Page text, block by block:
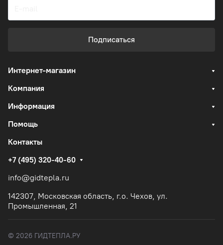
Подписаться
Интернет-магазин
Компания
Информация
Помощь
Контакты
+7 (495) 320-40-60
info@gidtepla.ru
142307, Московская область, г.о. Чехов, ул.
Промышленная, 21
© 2026 ГИДТЕПЛА.РУ